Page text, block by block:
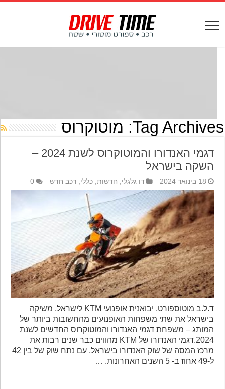
Tag מוטוקרוס
דגמי האנדורו והמוטוקרוס לשנת 2024 –
השקה בישראל
18 בינואר 2024 דו גלגלי,חדשות,כללי,רכב חדש 0
ד.ל.ב מוטוספורט, יבואנית אופנועי KTM לישראל, משיקה
בישראל את שתי משפחות האופנועים מהחשובות ביותר של
המותג – משפחת דגמי האנדורו והמוטוקרוס החדשים לשנת
2024.דגמי האנדורו של KTM מהווים כבר שנים רבות את
מרכז המסה של שוק האנדורו בישראל, עם נתח שוק של בין 42